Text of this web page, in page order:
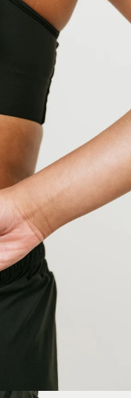
Couleur: Rose
80,00 €